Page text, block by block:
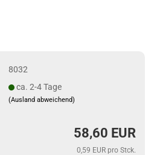
8032
ca. 2-4 Tage
(Ausland abweichend)
58,60 EUR
0,59 EUR pro Stck.